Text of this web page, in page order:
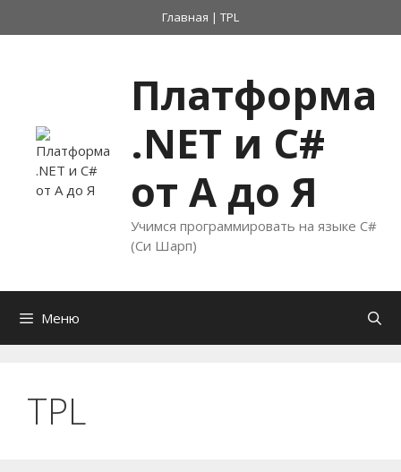
Главная | TPL
Платформа
.NET и C#
от А до Я
Учимся программировать на языке C#
(Си Шарп)
Меню
TPL